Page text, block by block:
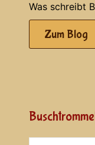
Was schreibt
Zum Blog